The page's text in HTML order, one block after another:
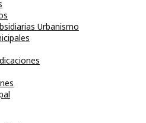
Urbanismo